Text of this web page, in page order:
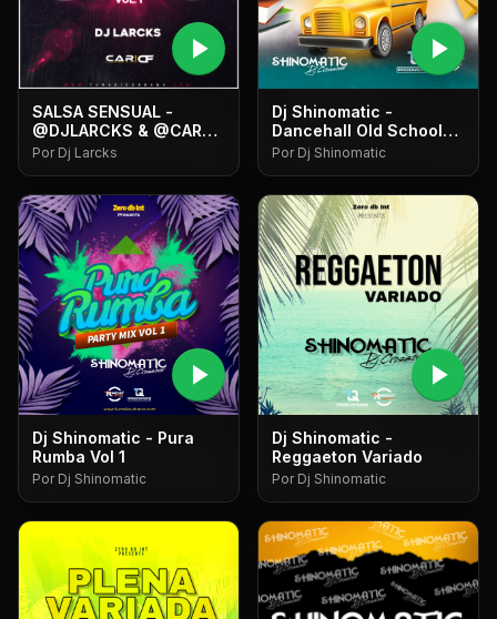
play_arrow
SALSA SENSUAL -
@DJLARCKS & @CAR
FASHION PTY
Por Dj Larcks
play_arrow
Dj Shinomatic -
Dancehall Old School
Vol 1
Por Dj Shinomatic
play_arrow
Dj Shinomatic - Pura
Rumba Vol 1
Por Dj Shinomatic
play_arrow
Dj Shinomatic -
Reggaeton Variado
Por Dj Shinomatic